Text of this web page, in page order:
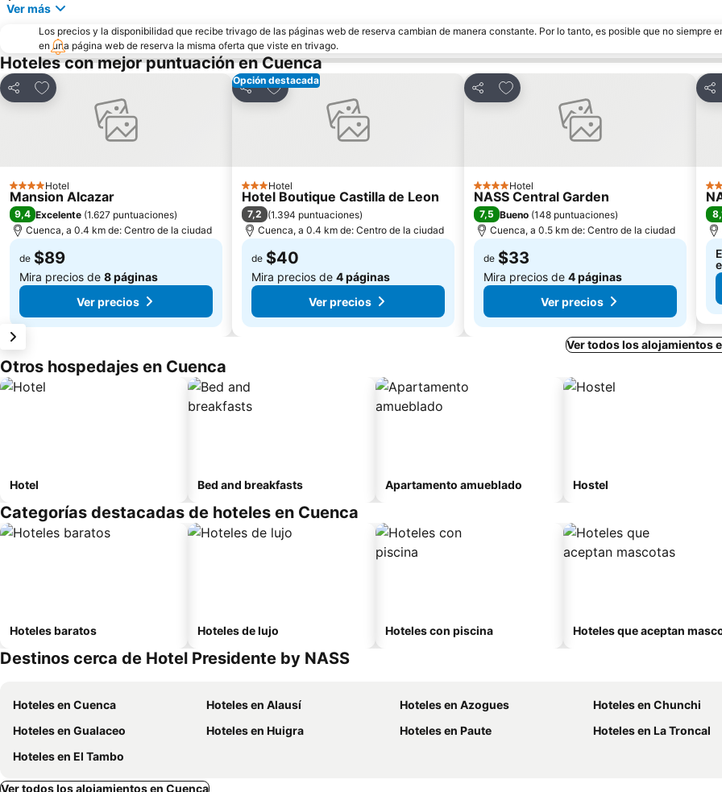
Ver más
Los precios y la disponibilidad que recibe trivago de las páginas web de reserva cambian de manera constante. Por lo tanto, es posible que no siempre
en una página web de reserva la misma oferta que viste en trivago.
Hoteles con mejor puntuación en Cuenca
Compartir
Agregar a favoritos
4 Estrellas
Hotel
Mansion Alcazar
9,4 Excelente (1.627 puntuaciones)
Cuenca, a 0.4 km de: Centro de la ciudad
de $89
Mira precios de 8 páginas
Ver precios
Opción destacada
Compartir
Agregar a favoritos
3 Estrellas
Hotel
Hotel Boutique Castilla de Leon
7,2 (1.394 puntuaciones)
Cuenca, a 0.4 km de: Centro de la ciudad
de $40
Mira precios de 4 páginas
Ver precios
Compartir
Agregar a favoritos
4 Estrellas
Hotel
NASS Central Garden
7,5 Bueno (148 puntuaciones)
Cuenca, a 0.5 km de: Centro de la ciudad
de $33
Mira precios de 4 páginas
Ver precios
4
Ver todos los alojamientos
Otros hospedajes en Cuenca
Hotel Bed and breakfasts Apartamento amueblado Hostel
Categorías destacadas de hoteles en Cuenca
Hoteles baratos Hoteles de lujo Hoteles con piscina Hoteles que aceptan
Destinos cerca de Hotel Presidente by NASS
Hoteles en Cuenca Hoteles en Alausí Hoteles en Azogues
Hoteles en Chunchi
Hoteles en Gualaceo
Hoteles en Huigra Hoteles en Paute
Hoteles en La Troncal
Hoteles en El Tambo
Ver todos los alojamientos en Cuenca